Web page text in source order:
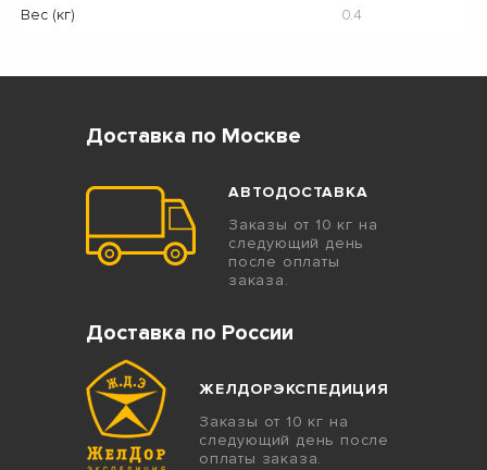
Вес (кг)
0.4
Доставка по Москве
АВТОДОСТАВКА
Заказы от 10 кг на
следующий день
после оплаты
заказа.
Доставка по России
ЖЕЛДОРЭКСПЕДИЦИЯ
Заказы от 10 кг на
следующий день после
оплаты заказа.